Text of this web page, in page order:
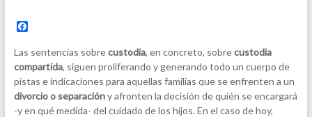
F
c
e
b
o
o
k
Las sentencias sobrecustodia, en concreto, sobrecustodia
compartida, siguen proliferando y generando todo un cuerpo de
pistas e indicaciones para aquellas familias que se enfrenten a un
divorcio o separacióny afronten la decisión de quién se encargará
-y en qué medida- del cuidado de los hijos. En el caso de hoy,